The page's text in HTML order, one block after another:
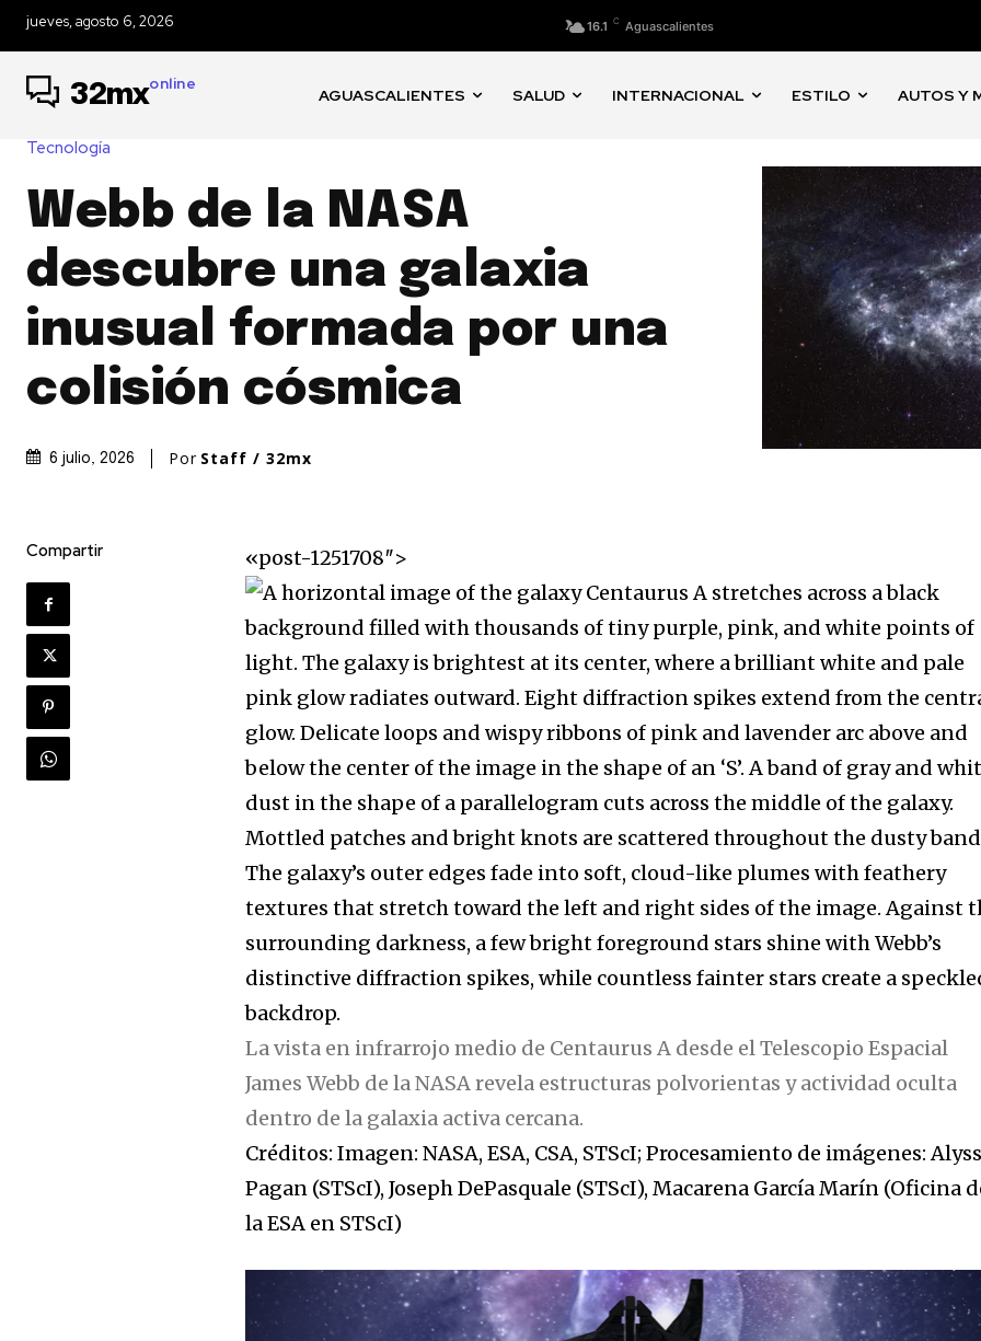
16.1 C Aguascalientes
jueves, agosto 6, 2026
32mxonline
AGUASCALIENTES SALUD INTERNACIONAL ESTILO AUTOS Y
Tecnología
Webb de la NASA
descubre una galaxia
inusual formada por una
colisión cósmica
6 julio, 2026 Por Staff / 32mx
Compartir «post-1251708″>
La vista en infrarrojo medio de Centaurus A desde el Telescopio Espacial
James Webb de la NASA revela estructuras polvorientas y actividad oculta
dentro de la galaxia activa cercana.
Créditos:Imagen: NASA, ESA, CSA, STScI; Procesamiento de imágenes:
Pagan (STScI), Joseph DePasquale (STScI), Macarena García Marín (Oficina
la ESA en STScI)